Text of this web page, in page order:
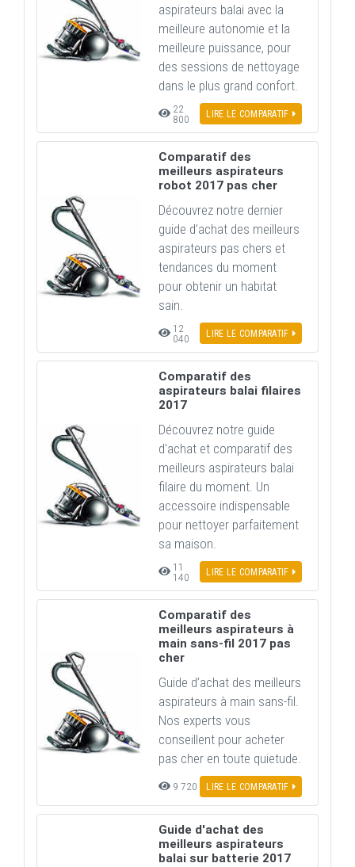
aspirateurs balai avec la
meilleure autonomie et la
meilleure puissance, pour
des sessions de nettoyage
dans le plus grand confort.
22
800
LIRE LE COMPARATIF
Comparatif des
meilleurs aspirateurs
robot 2017 pas cher
Découvrez notre dernier
guide d’achat des meilleurs
aspirateurs pas chers et
tendances du moment
pour obtenir un habitat
sain.
12
040
LIRE LE COMPARATIF
Comparatif des
aspirateurs balai filaires
2017
Découvrez notre guide
d'achat et comparatif des
meilleurs aspirateurs balai
filaire du moment. Un
accessoire indispensable
pour nettoyer parfaitement
sa maison.
11
140
LIRE LE COMPARATIF
Comparatif des
meilleurs aspirateurs à
main sans-fil 2017 pas
cher
Guide d’achat des meilleurs
aspirateurs à main sans-fil.
Nos experts vous
conseillent pour acheter
pas cher en toute quietude.
9 720 LIRE LE COMPARATIF
Guide d'achat des
meilleurs aspirateurs
balai sur batterie 2017